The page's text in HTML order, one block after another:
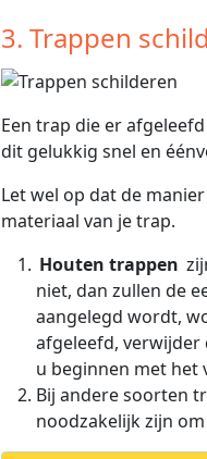
3. Trappen
Een trap die er
dit gelukkig snel en
Let wel op dat de
materiaal van je trap.
Houten trappen
niet, dan zullen de
aangelegd wordt,
afgeleefd, verwijder
u beginnen met het
Bij andere soorten
noodzakelijk zijn